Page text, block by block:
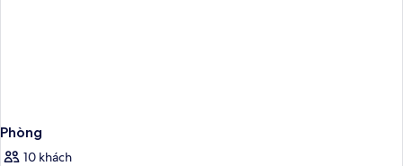
Phòng
10 khách